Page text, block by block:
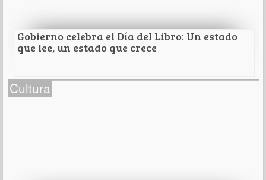
Leer Más
Gobierno celebra el Día del Libro: Un estado
que lee, un estado que crece
Gobierno celebra el Día del Libro: Un estado que
Cultura